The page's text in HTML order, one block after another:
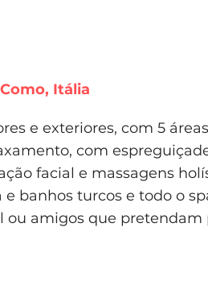
Itália
e exteriores, com 5
com
facial e massagens
banhos turcos e todo o
ou amigos que